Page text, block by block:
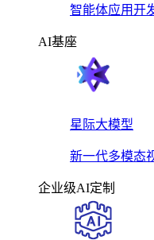
智能体应用开
AI基座
星际大模型
新一代多模态
企业级AI定制